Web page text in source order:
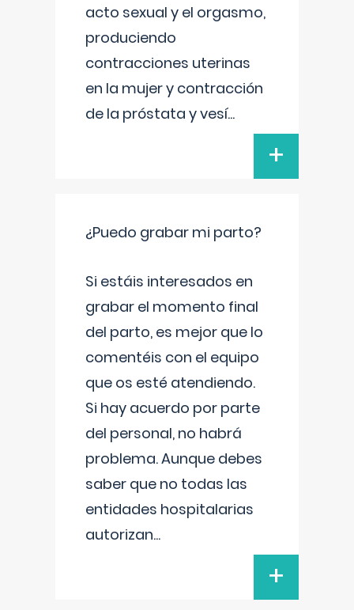
acto sexual y el orgasmo,
produciendo
contracciones uterinas
en la mujer y contracción
de la próstata y vesí...
+
¿Puedo grabar mi parto?
Si estáis interesados en
grabar el momento final
del parto, es mejor que lo
comentéis con el equipo
que os esté atendiendo.
Si hay acuerdo por parte
del personal, no habrá
problema. Aunque debes
saber que no todas las
entidades hospitalarias
autorizan...
+